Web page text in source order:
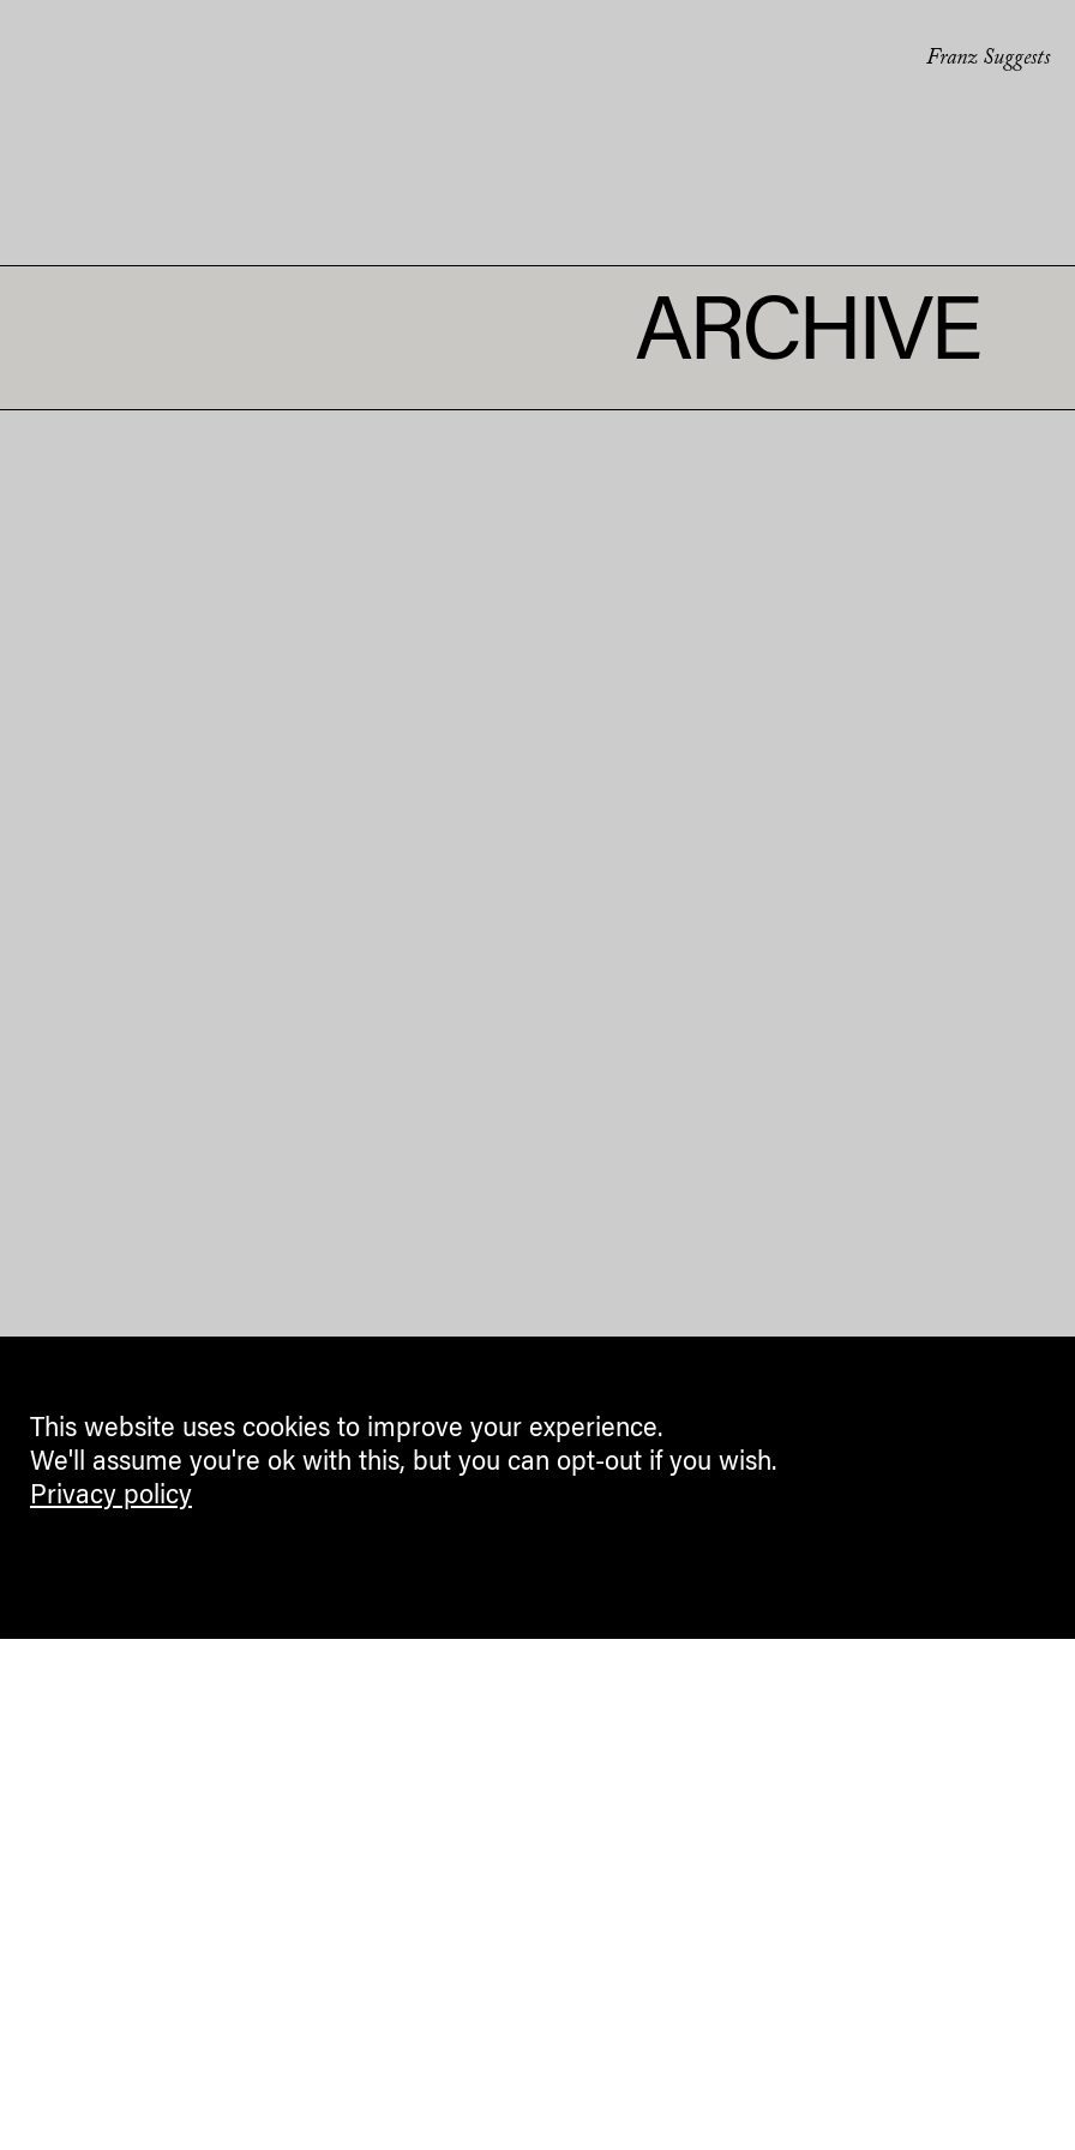
Franz Suggests
ARCHIVE
This website uses cookies to improve your experience.
We'll assume you're ok with this, but you can opt-out if you wish.
Privacy policy